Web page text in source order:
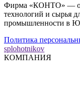
Фирма «КОНТО» —
технологий и сырья
промышленности в
Политика
splohotnikov
КОМПАНИЯ